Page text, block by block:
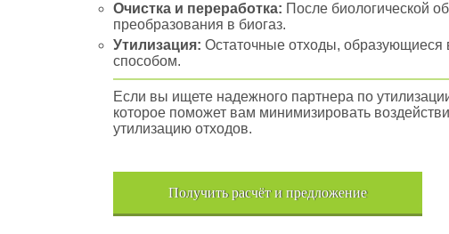
Очистка и переработка: После биологической
преобразования в биогаз.
Утилизация: Остаточные отходы, образующиеся
способом.
Если вы ищете надежного партнера по
которое поможет вам минимизировать
утилизацию отходов.
Получить расчёт и предложение